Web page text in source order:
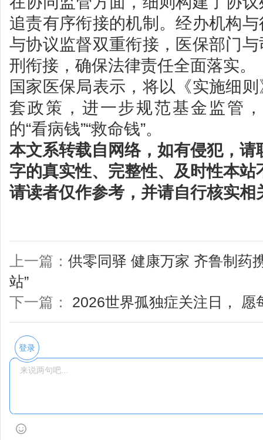
追责有序衔接的机制。经办机构
与协议监督双重衔接，医保部门
刑衔接，确保法律责任全面落实。
国家医保局表示，将以《实施细
套政策，进一步规范基金监管
的“看病钱”“救命钱”。
本文系转载自网络，如有侵犯，
字的真实性、完整性、及时性本
请读者仅作参考，并请自行核实相
上一篇： 供零同驿 健康万家 齐鲁制药
站”
下一篇： 2026世界孤独症关注日， 愿
登录